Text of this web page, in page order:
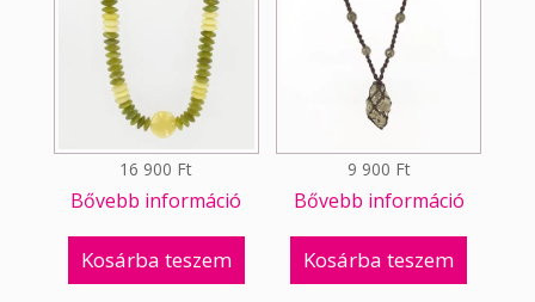
16 900 Ft
Bővebb információ
Kosárba teszem
9 900 Ft
Bővebb információ
Kosárba teszem